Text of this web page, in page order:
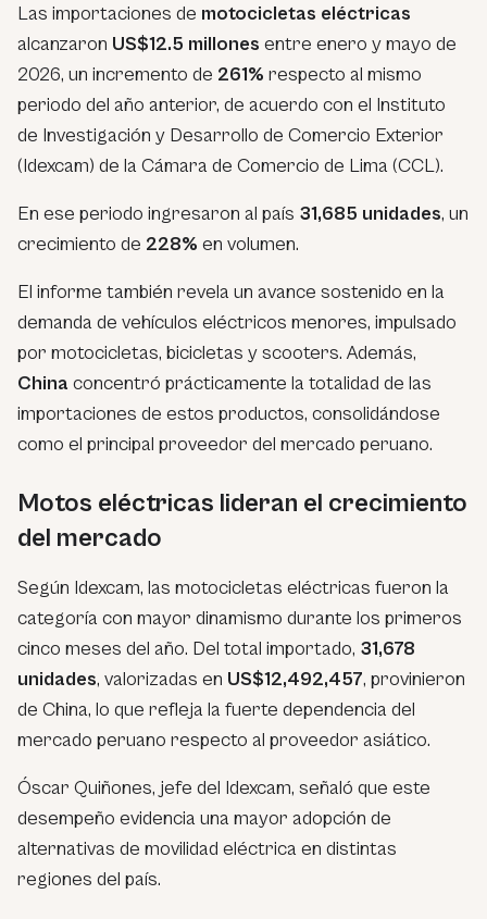
Las importaciones de motocicletas eléctricas
alcanzaron US$12.5 millones entre enero y mayo de
2026, un incremento de 261% respecto al mismo
periodo del año anterior, de acuerdo con el Instituto
de Investigación y Desarrollo de Comercio Exterior
(Idexcam) de la Cámara de Comercio de Lima (CCL).
En ese periodo ingresaron al país 31,685 unidades, un
crecimiento de 228% en volumen.
El informe también revela un avance sostenido en la
demanda de vehículos eléctricos menores, impulsado
por motocicletas, bicicletas y scooters. Además,
China concentró prácticamente la totalidad de las
importaciones de estos productos, consolidándose
como el principal proveedor del mercado peruano.
Motos eléctricas lideran el crecimiento
del mercado
Según Idexcam, las motocicletas eléctricas fueron la
categoría con mayor dinamismo durante los primeros
cinco meses del año. Del total importado, 31,678
unidades, valorizadas en US$12,492,457, provinieron
de China, lo que refleja la fuerte dependencia del
mercado peruano respecto al proveedor asiático.
Óscar Quiñones, jefe del Idexcam, señaló que este
desempeño evidencia una mayor adopción de
alternativas de movilidad eléctrica en distintas
regiones del país.